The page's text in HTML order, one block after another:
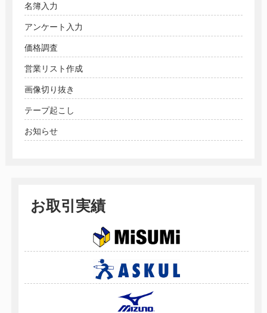
名簿入力
アンケート入力
価格調査
営業リスト作成
画像切り抜き
テープ起こし
お知らせ
お取引実績